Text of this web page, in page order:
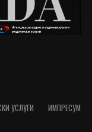
УСЛУГИ
ИМПРЕСУМ